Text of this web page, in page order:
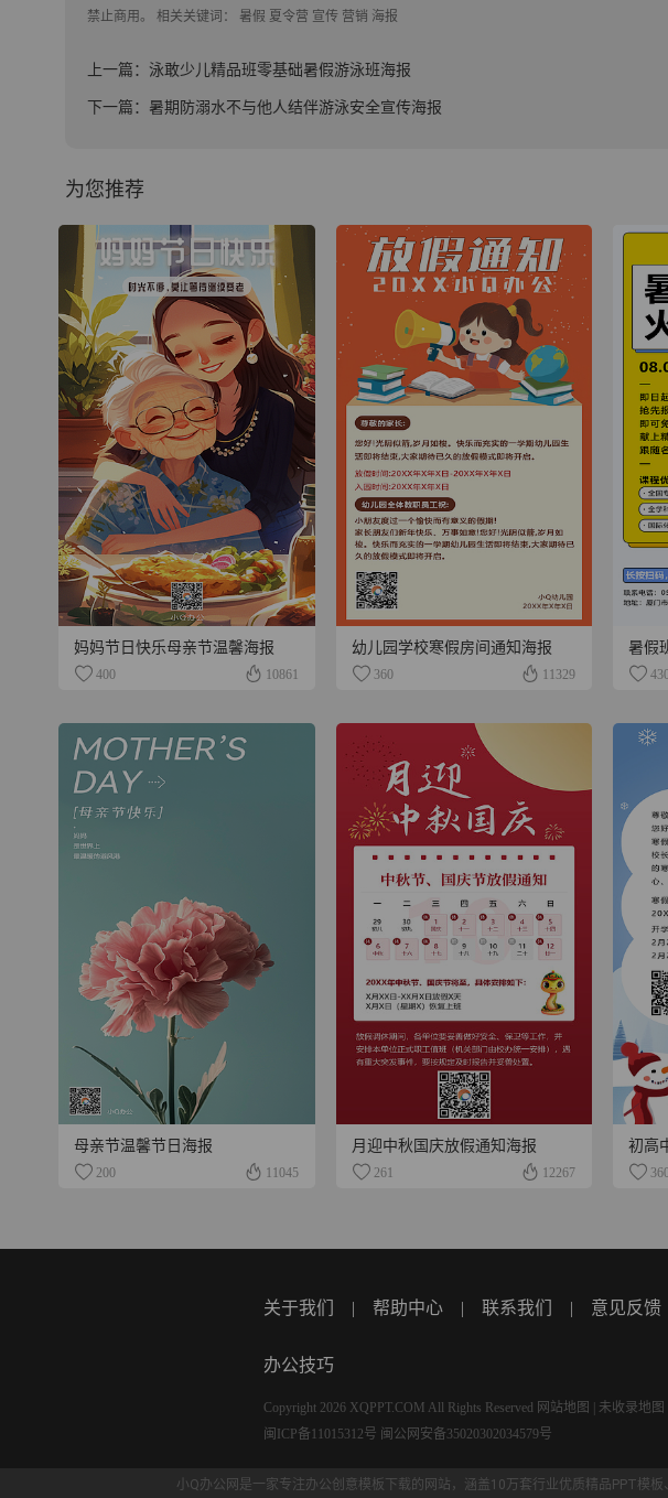
禁止商用。 相关关键词： 暑假 夏令营 宣传 营销 海报
上一篇：泳敢少儿精品班零基础暑假游泳班海报
下一篇：暑期防溺水不与他人结伴游泳安全宣传海报
为您推荐
妈妈节日快乐母亲节温馨海报
400 10861
幼儿园学校寒假房间通知海报
360 11329
暑假
母亲节温馨节日海报
200 11045
月迎中秋国庆放假通知海报
261 12267
初高
关于我们 | 帮助中心 | 联系我们 | 意见反馈
办公技巧
Copyright 2026 XQPPT.COM All Rights Reserved 网站地图 | 未收录地图
闽ICP备11015312号 闽公网安备35020302034579号
小Q办公网是一家专注办公创意模板下载的网站，涵盖10万套行业优质精品PPT模板、